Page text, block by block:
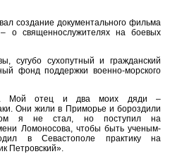
создание документального фильма
о священнослужителях на боевых
сугубо сухопутный и гражданский
фонд поддержки военно-морского
Мой отец и два моих дяди –
Они жили в Приморье и бороздили
я не стал, но поступил на
Ломоносова, чтобы быть ученым-
в Севастополе практику на
Петровский».